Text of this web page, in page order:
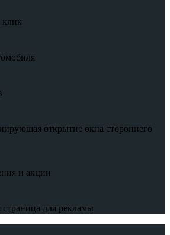
клик
открытие окна стороннего
и акции
страница для рекламы